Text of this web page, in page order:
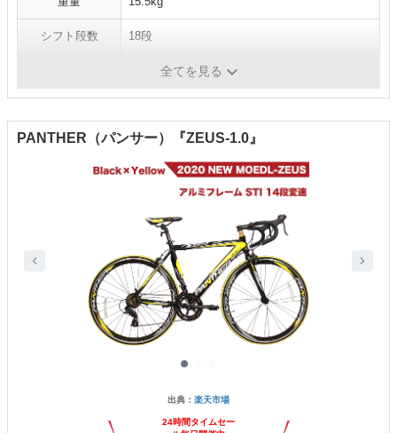
シフト段数 18段
ブラック、イエロー
全てを見る
PANTHER（パンサー）『ZEUS-1.0』
出典： 楽天市場
24時間タイムセー